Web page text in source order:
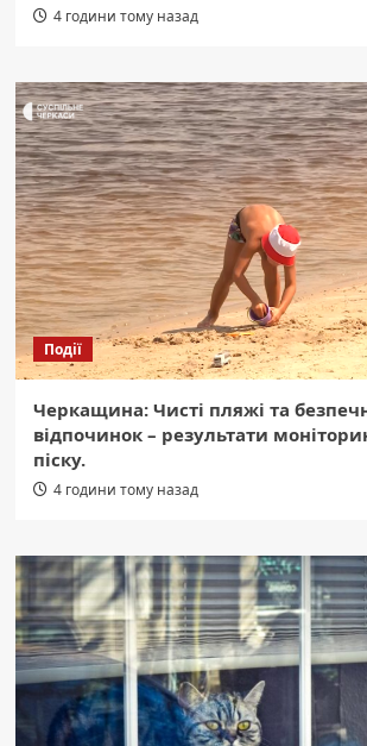
4 години тому назад
Події
Черкащина: Чисті пляжі та
відпочинок – результати
піску.
4 години тому назад